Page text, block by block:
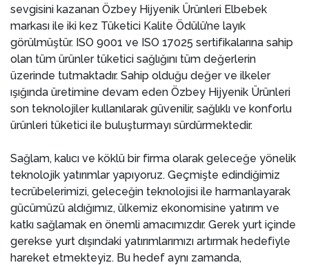
sevgisini kazanan Özbey Hijyenik Ürünleri Elbebek
markası ile iki kez Tüketici Kalite Ödülü’ne layık
görülmüştür. ISO 9001 ve ISO 17025 sertifikalarına sahip
olan tüm ürünler tüketici sağlığını tüm değerlerin
üzerinde tutmaktadır. Sahip olduğu değer ve ilkeler
ışığında üretimine devam eden Özbey Hijyenik Ürünleri
son teknolojiler kullanılarak güvenilir, sağlıklı ve konforlu
ürünleri tüketici ile buluşturmayı sürdürmektedir.
Sağlam, kalıcı ve köklü bir firma olarak geleceğe yönelik
teknolojik yatırımlar yapıyoruz. Geçmişte edindiğimiz
tecrübelerimizi, geleceğin teknolojisi ile harmanlayarak
gücümüzü aldığımız, ülkemiz ekonomisine yatırım ve
katkı sağlamak en önemli amacımızdır. Gerek yurt içinde
gerekse yurt dışındaki yatırımlarımızı artırmak hedefiyle
hareket etmekteyiz. Bu hedef aynı zamanda,